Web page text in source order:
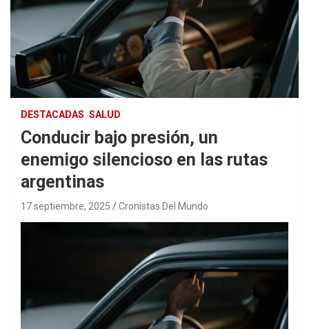
DESTACADAS SALUD
Conducir bajo presión, un
enemigo silencioso en las rutas
argentinas
17 septiembre, 2025 Cronistas Del Mundo